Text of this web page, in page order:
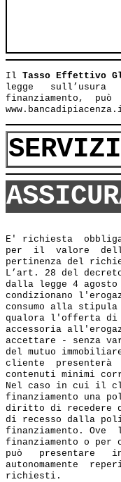
Il Tasso Effettivo
legge
finanziamento,
E' richiesta
per  il  valore
pertinenza del
L’art. 28 del
dalla legge 4
condizionano
consumo alla
qualora l'offerta di
accessoria
accettare - senza
del mutuo
cliente  presenterà
contenuti minimi
Nel caso in cui il
finanziamento una
diritto di recedere
di recesso dalla
finanziamento.
finanziamento o
può   presentare
autonomamente
richiesti.